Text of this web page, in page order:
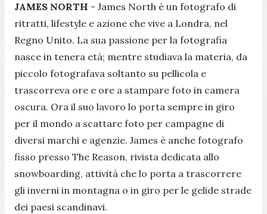
JAMES NORTH - James North è un fotografo di
ritratti, lifestyle e azione che vive a Londra, nel
Regno Unito. La sua passione per la fotografia
nasce in tenera età; mentre studiava la materia, da
piccolo fotografava soltanto su pellicola e
trascorreva ore e ore a stampare foto in camera
oscura. Ora il suo lavoro lo porta sempre in giro
per il mondo a scattare foto per campagne di
diversi marchi e agenzie. James è anche fotografo
fisso presso The Reason, rivista dedicata allo
snowboarding, attività che lo porta a trascorrere
gli inverni in montagna o in giro per le gelide strade
dei paesi scandinavi.